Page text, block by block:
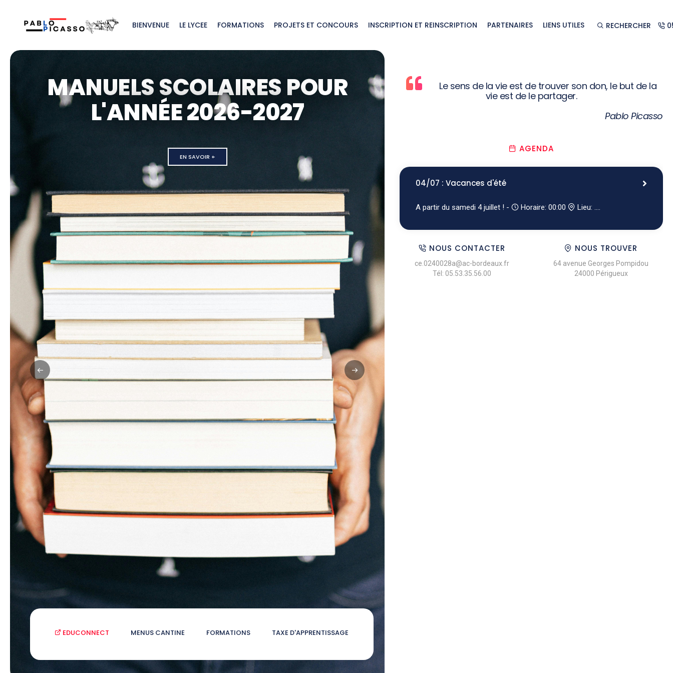
BIENVENUE LE LYCEE FORMATIONS PROJETS ET CONCOURS INSCRIPTION ET REINSCRIPTION PARTENAIRES LIENS UTILES RECHERCHER
MANUELS SCOLAIRES POUR
L'ANNÉE 2026-2027
EN SAVOIR +
UN PRIX POUR LES
CAP !
Le sens de la vie est de trouver son don, le but de la
vie est de le partager.
Pablo Picasso
AGENDA
04/07 : Vacances d'été
A partir du samedi 4 juillet ! - Horaire: 00:00 Lieu: ....
NOUS CONTACTER
ce.0240028a@ac-bordeaux.fr
Tél: 05.53.35.56.00
NOUS TROUVER
64 avenue Georges Pompidou
24000 Périgueux
EDUCONNECT MENUS CANTINE FORMATIONS TAXE D'APPRENTISSAGE